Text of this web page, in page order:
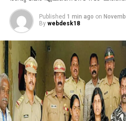
Published 1 min ago on
By webdesk18